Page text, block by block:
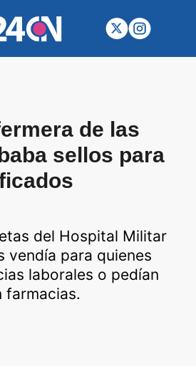
de las
sellos para
del Hospital Militar
vendía para quienes
laborales o pedían
farmacias.